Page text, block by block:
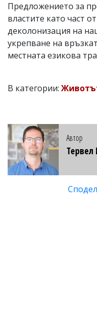
Предложението за
властите като част
деколонизация на
укрепване на
местната езикова
В категории:
Автор